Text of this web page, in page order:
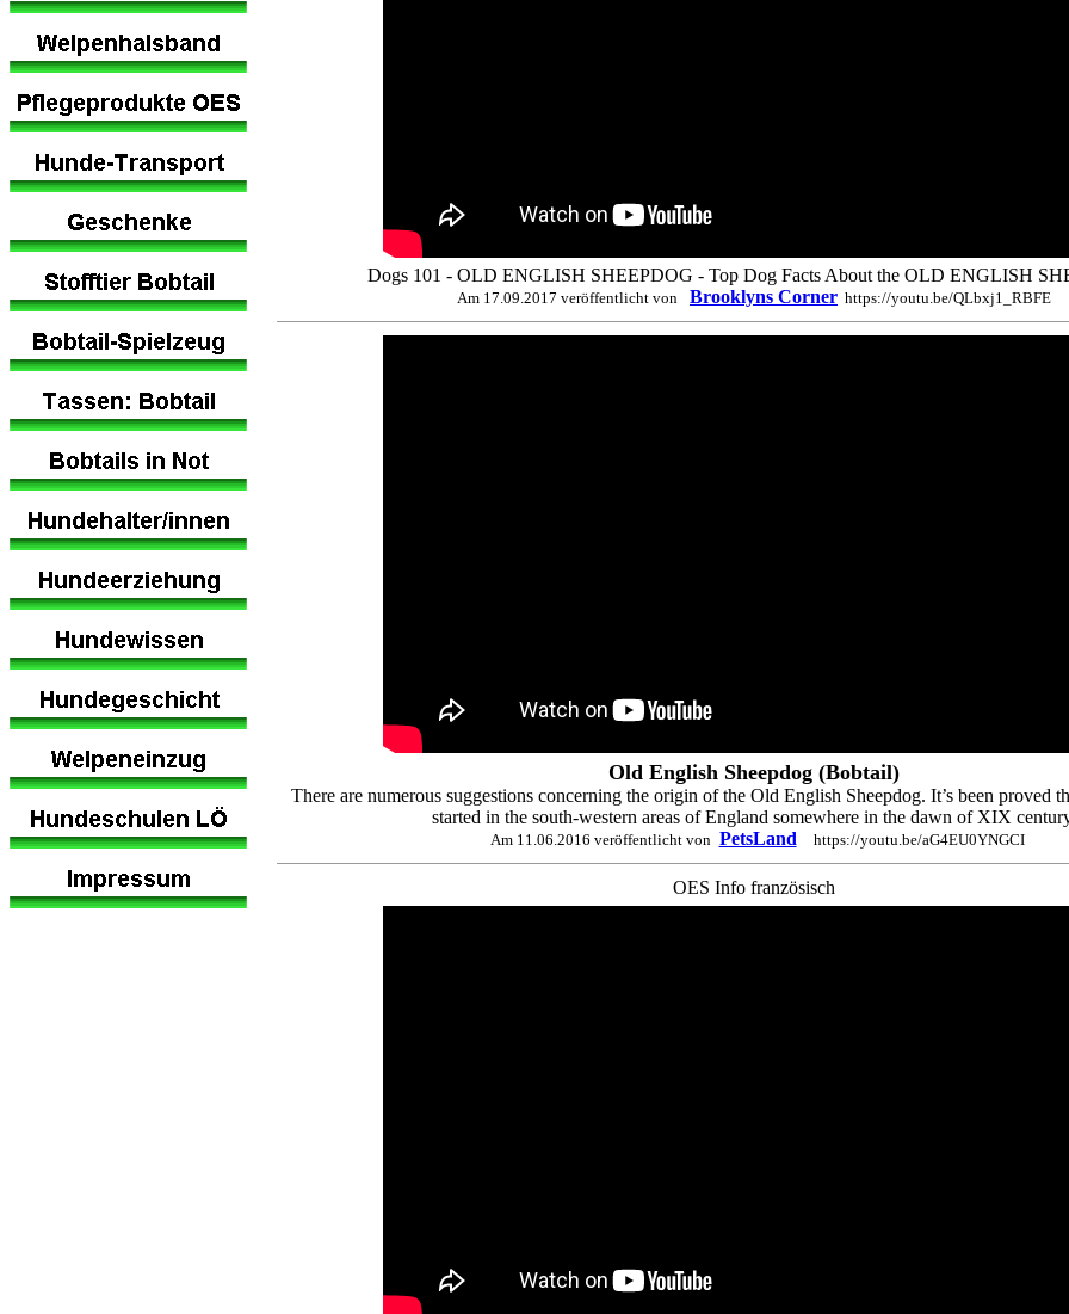
Dogs 101 - OLD ENGLISH SHEEPDOG - Top Dog Facts About the OLD ENGLISH
Am 17.09.2017 veröffentlicht von Brooklyns Corner https://youtu.be/QLbxj1_RBFE
Old English Sheepdog (Bobtail)
There are numerous suggestions concerning the origin of the Old English Sheepdog. It’s been proved
started in the south-western areas of England somewhere in the dawn of XIX
Am 11.06.2016 veröffentlicht von PetsLand https://youtu.be/aG4EU0YNGCI
OES Info französisch